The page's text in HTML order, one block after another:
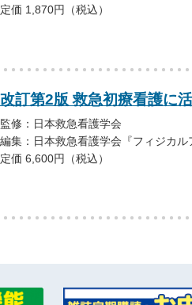
定価 1,870円（税込）
改訂第2版 救急初療看護に
監修：日本救急看護学会
編集：日本救急看護学会『フィジカ
定価 6,600円（税込）